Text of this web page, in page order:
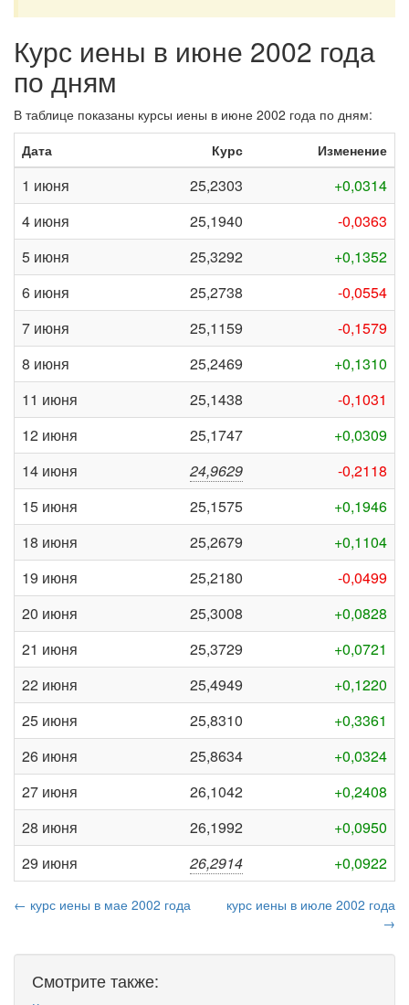
Курс иены в июне 2002 года
по дням
В таблице показаны курсы иены в июне 2002 года по дням:
Дата
Курс Изменение
1 июня 25,2303
+0,0314
4 июня
25,1940
-0,0363
5 июня
25,3292
+0,1352
6 июня
25,2738
-0,0554
7 июня
25,1159
-0,1579
8 июня
25,2469
+0,1310
11 июня
25,1438
-0,1031
12 июня
25,1747
+0,0309
14 июня
24,9629
-0,2118
15 июня
25,1575
+0,1946
18 июня
25,2679
+0,1104
19 июня
25,2180
-0,0499
20 июня
25,3008
+0,0828
21 июня
25,3729
+0,0721
22 июня
25,4949
+0,1220
25 июня
25,8310
+0,3361
26 июня
25,8634
+0,0324
27 июня
26,1042
+0,2408
28 июня
26,1992
+0,0950
29 июня
26,2914 +0,0922
← курс иены в мае 2002 года
курс иены в июле 2002 года
→
Смотрите также: